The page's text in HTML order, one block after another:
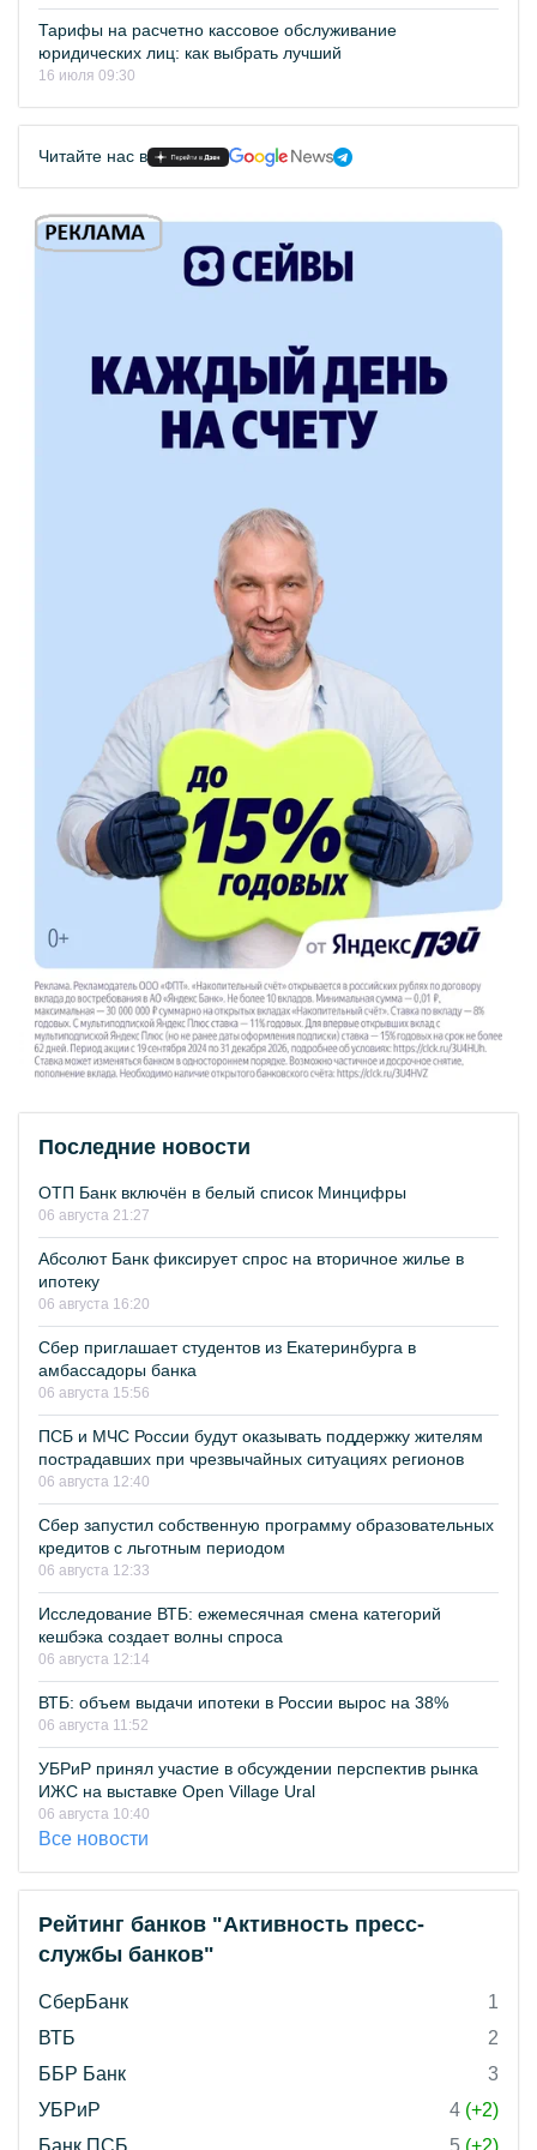
Тарифы на расчетно кассовое обслуживание
юридических лиц: как выбрать лучший
16 июля 09:30
Читайте нас в
Последние новости
ОТП Банк включён в белый список Минцифры
06 августа 21:27
Абсолют Банк фиксирует спрос на вторичное жилье в
ипотеку
06 августа 16:20
Сбер приглашает студентов из Екатеринбурга в
амбассадоры банка
06 августа 15:56
ПСБ и МЧС России будут оказывать поддержку жителям
пострадавших при чрезвычайных ситуациях регионов
06 августа 12:40
Сбер запустил собственную программу образовательных
кредитов с льготным периодом
06 августа 12:33
Исследование ВТБ: ежемесячная смена категорий
кешбэка создает волны спроса
06 августа 12:14
ВТБ: объем выдачи ипотеки в России вырос на 38%
06 августа 11:52
УБРиР принял участие в обсуждении перспектив рынка
ИЖС на выставке Open Village Ural
06 августа 10:40
Все новости
Рейтинг банков "Активность пресс-
службы банков"
СберБанк
1
ВТБ
2
ББР Банк
3
УБРиР
4 (+2)